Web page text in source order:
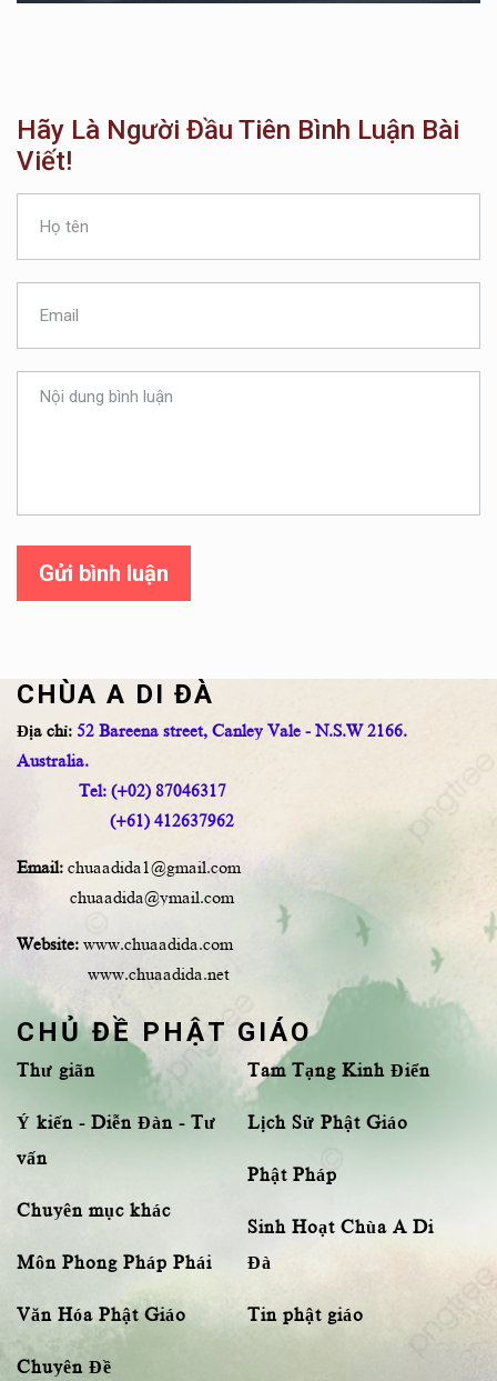
Hãy Là Người Đầu Tiên Bình Luận Bài
Viết!
Gửi bình luận
CHÙA A DI ĐÀ
Địa chỉ: 52 Bareena street, Canley Vale - N.S.W 2166.
Australia.
Tel: (+02) 87046317
(+61) 412637962
Email: chuaadida1@gmail.com
chuaadida@ymail.com
Website: www.chuaadida.com
www.chuaadida.net
CHỦ ĐỀ PHẬT GIÁO
Thư giãn
Ý kiến - Diễn Đàn - Tư
vấn
Chuyên mục khác
Môn Phong Pháp Phái
Văn Hóa Phật Giáo
Chuyên Đề
Tam Tạng Kinh Điển
Lịch Sử Phật Giáo
Phật Pháp
Sinh Hoạt Chùa A Di
Đà
Tin phật giáo